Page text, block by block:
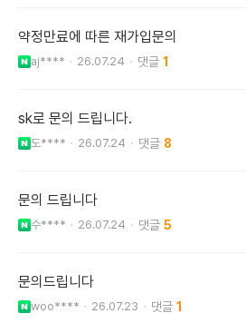
약정만료에 따른 재가입문의
aj**** 26.07.24 1
sk로 문의 드립니다.
도**** 26.07.24 8
문의 드립니다
수**** 26.07.24 5
문의드립니다
woo**** 26.07.23 1